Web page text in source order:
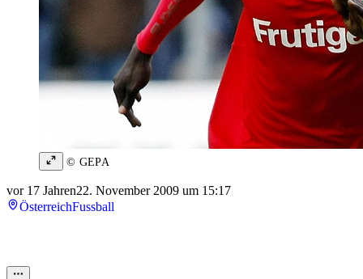
© GEPA
vor 17 Jahren22. November 2009 um 15:17
ÖsterreichFussball